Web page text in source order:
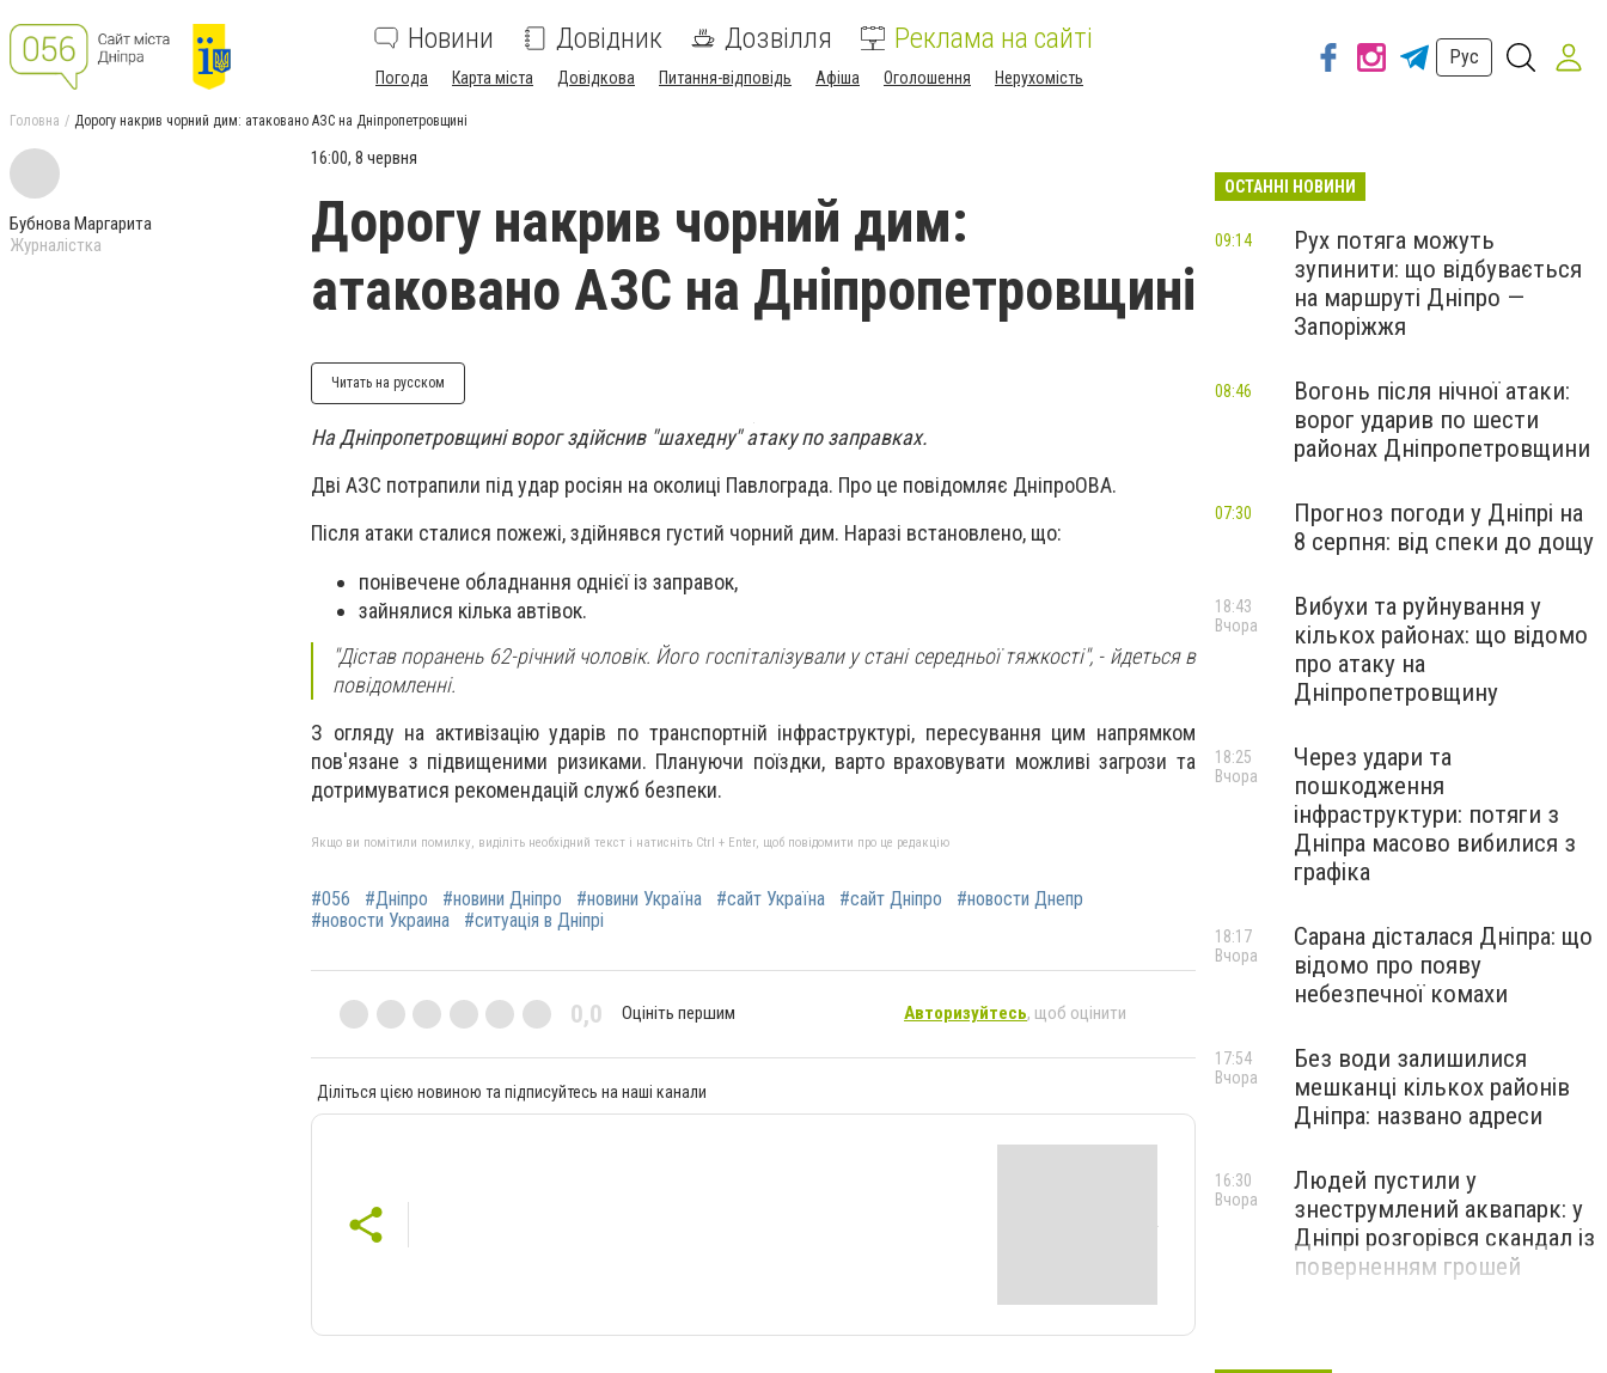
Новини Довідник Дозвілля Реклама на сайті
Погода Карта міста Довідкова Питання-відповідь Афіша Оголошення Нерухомість
Рус
Головна Дорогу накрив чорний дим: атаковано АЗС на Дніпропетровщині
Бубнова Маргарита
Журналістка
16:00, 8 червня
Дорогу накрив чорний дим:
атаковано АЗС на Дніпропетровщині
Читать на русском
На Дніпропетровщині ворог здійснив "шахедну" атаку по заправках.
Дві АЗС потрапили під удар росіян на околиці Павлограда. Про це повідомляє ДніпроОВА.
Після атаки сталися пожежі, здійнявся густий чорний дим. Наразі встановлено, що:
понівечене обладнання однієї із заправок,
зайнялися кілька автівок.
"Дістав поранень 62-річний чоловік. Його госпіталізували у стані середньої тяжкості", - йдеться в
повідомленні.
З огляду на активізацію ударів по транспортній інфраструктурі, пересування цим напрямком
пов'язане з підвищеними ризиками. Плануючи поїздки, варто враховувати можливі загрози та
дотримуватися рекомендацій служб безпеки.
Якщо ви помітили помилку, виділіть необхідний текст і натисніть Ctrl + Enter, щоб повідомити про це редакцію
#056 #Дніпро #новини Дніпро #новини Україна #сайт Україна #сайт Дніпро
#новости Днепр
#новости Украина
#ситуація в Дніпрі
0,0 Оцініть першим Авторизуйтесь, щоб оцінити
Діліться цією новиною та підписуйтесь на наші канали
ОСТАННІ НОВИНИ
Рух потяга можуть
зупинити: що відбувається
на маршруті Дніпро —
Запоріжжя
09:14
Вогонь після нічної атаки:
ворог ударив по шести
районах Дніпропетровщини
08:46
Прогноз погоди у Дніпрі на
8 серпня: від спеки до дощу
07:30
Вибухи та руйнування у
кількох районах: що відомо
про атаку на
Дніпропетровщину
18:43
Вчора
Через удари та
пошкодження
інфраструктури: потяги з
Дніпра масово вибилися з
графіка
18:25
Вчора
Сарана дісталася Дніпра: що
відомо про появу
небезпечної комахи
18:17
Вчора
Без води залишилися
мешканці кількох районів
Дніпра: названо адреси
17:54
Вчора
Людей пустили у
знеструмлений аквапарк: у
Дніпрі розгорівся скандал із
поверненням грошей
16:30
Вчора